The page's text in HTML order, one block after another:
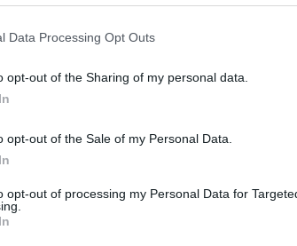
Data Processing Opt Outs
opt-out of the Sharing of my personal data.
opt-out of the Sale of my Personal Data.
opt-out of processing my Personal Data for
felül lehet írni a törvényi szabályozást:
és hogyan viseljék az egyes vagyoni terheket.
egyik vagy mindkét fél cégtulajdonnal
értékű ingatlanjuk, egyéb értékes
teszik a különvagyon részévé.
is, hogy a házasfeleknek ne
esetén.